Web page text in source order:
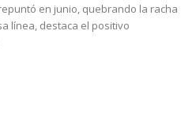
en junio, quebrando la racha
línea, destaca el positivo